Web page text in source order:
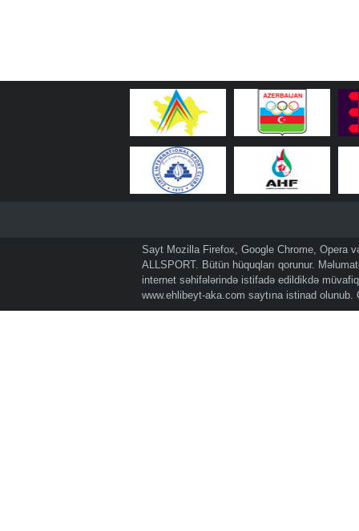
Sayt Mozilla Firefox, Google Chrome, Opera
ALLSPORT. Bütün hüquqları qorunur.
internet səhifələrində istifadə edildikdə
www.ehlibeyt-aka.com saytına istinad olunub.